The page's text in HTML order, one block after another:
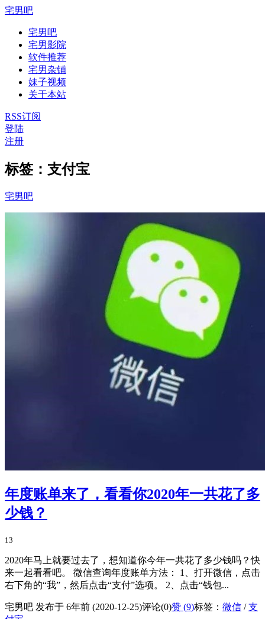
宅男吧
宅男吧
宅男影院
软件推荐
宅男杂铺
妹子视频
关于本站
RSS订阅
登陆
注册
标签：支付宝
宅男吧
年度账单来了，看看你2020年一共花了多
少钱？
13
2020年马上就要过去了，想知道你今年一共花了多少钱吗？快
来一起看看吧。 微信查询年度账单方法： 1、打开微信，点击
右下角的“我”，然后点击“支付”选项。 2、点击“钱包...
宅男吧 发布于 6年前 (2020-12-25)评论(0)赞 (9)标签： 微信 /支